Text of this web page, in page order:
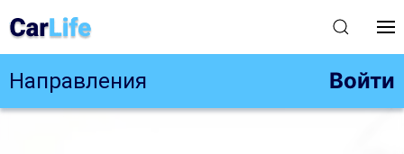
Направления Войти